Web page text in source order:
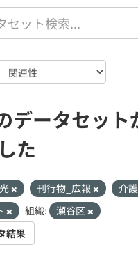
データセット
た
刊行物_広報
介護
組織:
瀬谷区
結果